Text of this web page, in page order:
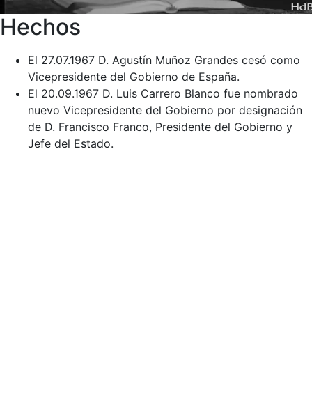
Hechos
El 27.07.1967 D. Agustín Muñoz Grandes cesó como
Vicepresidente del Gobierno de España.
El 20.09.1967 D. Luis Carrero Blanco fue nombrado
nuevo Vicepresidente del Gobierno por designación
de D. Francisco Franco, Presidente del Gobierno y
Jefe del Estado.